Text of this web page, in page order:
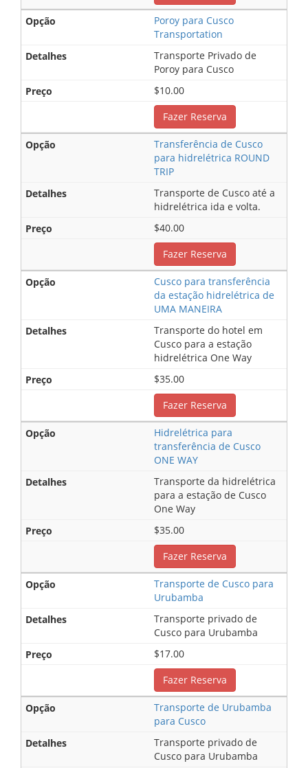
Poroy para Cusco
Transportation
Transporte Privado de
Poroy para Cusco
$10.00
Fazer Reserva
Transferência de Cusco
para hidrelétrica ROUND
TRIP
Transporte de Cusco até a
hidrelétrica ida e volta.
$40.00
Fazer Reserva
Cusco para transferência
da estação hidrelétrica de
UMA MANEIRA
Transporte do hotel em
Cusco para a estação
hidrelétrica One Way
$35.00
Fazer Reserva
Hidrelétrica para
transferência de Cusco
ONE WAY
Transporte da hidrelétrica
para a estação de Cusco
One Way
$35.00
Fazer Reserva
Transporte de Cusco para
Urubamba
Transporte privado de
Cusco para Urubamba
$17.00
Fazer Reserva
Transporte de Urubamba
para Cusco
Transporte privado de
Cusco para Urubamba